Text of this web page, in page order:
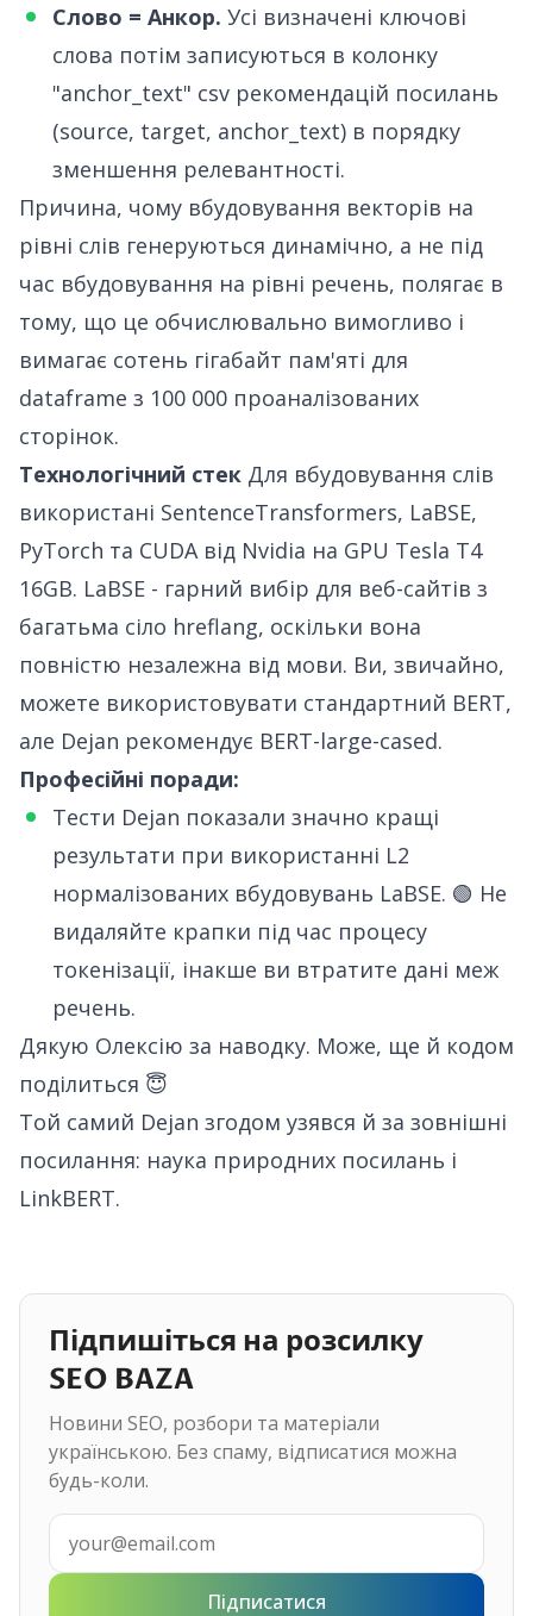
Слово = Анкор. Усі визначені ключові
слова потім записуються в колонку
"anchor_text" csv рекомендацій посилань
(source, target, anchor_text) в порядку
зменшення релевантності.
Причина, чому вбудовування векторів на
рівні слів генеруються динамічно, а не під
час вбудовування на рівні речень, полягає в
тому, що це обчислювально вимогливо і
вимагає сотень гігабайт пам'яті для
dataframe з 100 000 проаналізованих
сторінок.
Технологічний стек Для вбудовування слів
використані SentenceTransformers, LaBSE,
PyTorch та CUDAвід Nvidia на GPU Tesla T4
16GB. LaBSE - гарний вибір для веб-сайтів з
багатьма сіло hreflang, оскільки вона
повністю незалежна від мови. Ви, звичайно,
можете використовувати стандартний BERT,
але Dejan рекомендує BERT-large-cased.
Професійні поради:
Тести Dejan показали значно кращі
результати при використанні L2
нормалізованих вбудовувань LaBSE. 🟢 Не
видаляйте крапки під час процесу
токенізації, інакше ви втратите дані меж
речень.
Дякую Олексію за наводку. Може, ще й кодом
поділиться 😇
Той самий Dejan згодом узявся й за зовнішні
посилання: наука природних посилань і
LinkBERT.
Підпишіться на розсилку
SEO BAZA
Новини SEO, розбори та матеріали
українською. Без спаму, відписатися можна
будь-коли.
Підписатися